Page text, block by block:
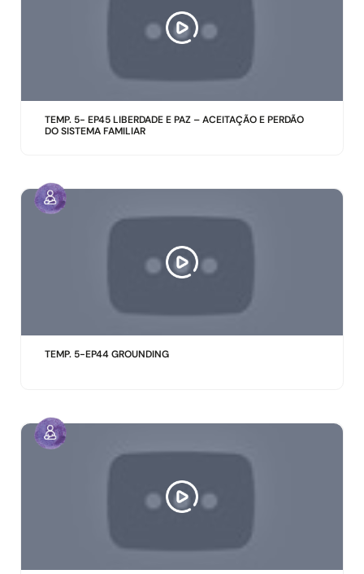
TEMP. 5- EP45 LIBERDADE E PAZ – ACEITAÇÃO E PERDÃO
DO SISTEMA FAMILIAR
TEMP. 5-EP44 GROUNDING